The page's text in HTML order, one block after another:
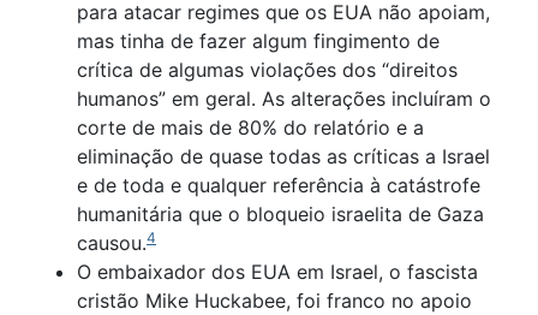
para atacar regimes que os EUA não apoiam,
mas tinha de fazer algum fingimento de
crítica de algumas violações dos “direitos
humanos” em geral. As alterações incluíram o
corte de mais de 80% do relatório e a
eliminação de quase todas as críticas a Israel
e de toda e qualquer referência à catástrofe
humanitária que o bloqueio israelita de Gaza
causou.4
O embaixador dos EUA em Israel, o fascista
cristão Mike Huckabee, foi franco no apoio